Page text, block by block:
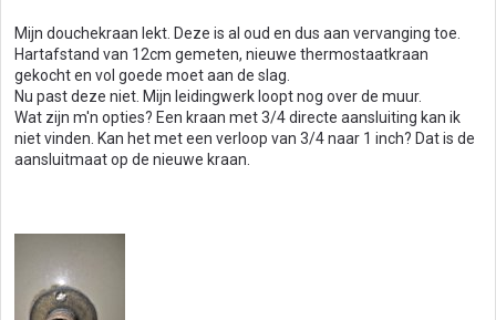
Mijn douchekraan lekt. Deze is al oud en dus aan vervanging toe.
Hartafstand van 12cm gemeten, nieuwe thermostaatkraan
gekocht en vol goede moet aan de slag.
Nu past deze niet. Mijn leidingwerk loopt nog over de muur.
Wat zijn m'n opties? Een kraan met 3/4 directe aansluiting kan ik
niet vinden. Kan het met een verloop van 3/4 naar 1 inch? Dat is de
aansluitmaat op de nieuwe kraan.